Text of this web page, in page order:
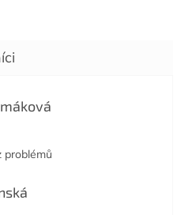
je 5 z 5 hvězdiček.
problémů
je 5 z 5 hvězdiček.